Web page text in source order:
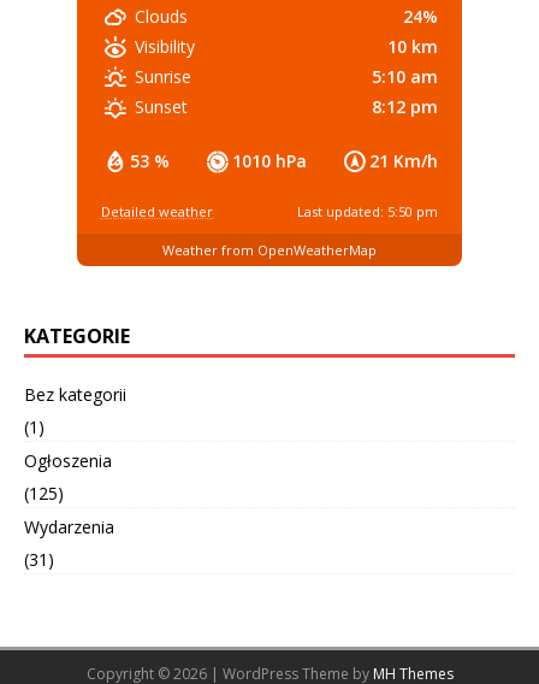
53 % 1010 hPa 21 Km/h
Clouds
24%
Visibility
10 km
Sunrise
5:10 am
Sunset
8:12 pm
Detailed weather Last updated: 5:50 pm
Weather from OpenWeatherMap
KATEGORIE
Bez kategorii
(1)
Ogłoszenia
(125)
Wydarzenia
(31)
Copyright © 2026 | WordPress Theme by MH Themes